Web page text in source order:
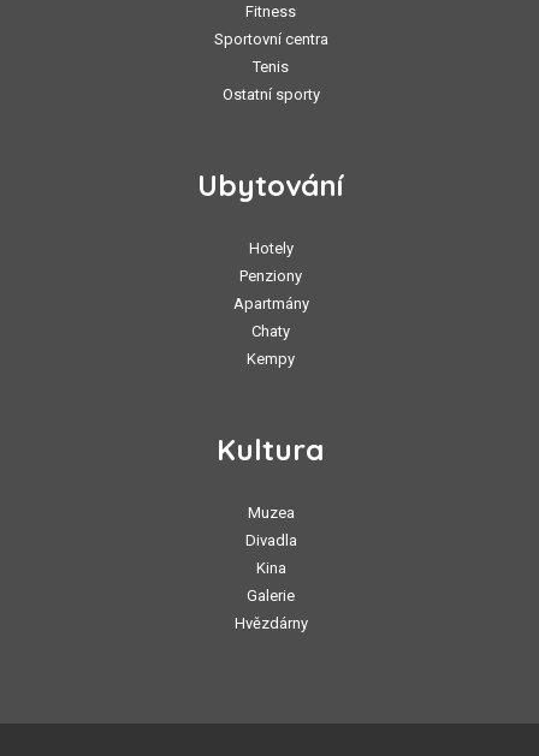
Fitness
Sportovní centra
Tenis
Ostatní sporty
Ubytování
Hotely
Penziony
Apartmány
Chaty
Kempy
Kultura
Muzea
Divadla
Kina
Galerie
Hvězdárny